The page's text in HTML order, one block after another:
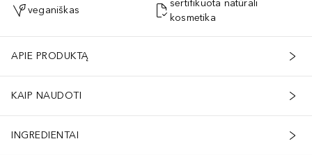
veganiškas
sertifikuota natūrali
kosmetika
APIE PRODUKTĄ
KAIP NAUDOTI
INGREDIENTAI